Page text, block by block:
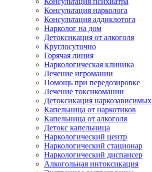
Консультация нарколога
Консультация аддиклотога
Нарколог на дом
Детоксикация от алкоголя
Круглосуточно
Горячая линия
Наркологическая клиника
Лечение игромании
Помощь при передозировке
Лечение токсикомании
Детоксикация наркозависимых
Капельница от наркотиков
Капельница от алкоголя
Детокс капельница
Наркологический центр
Наркологический стационар
Наркологический диспансер
Алкогольная интоксикация